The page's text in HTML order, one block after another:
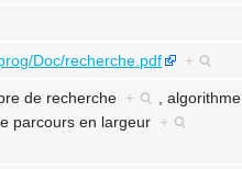
Doc/recherche.pdf +
de recherche + ,algorithme
parcours en largeur +